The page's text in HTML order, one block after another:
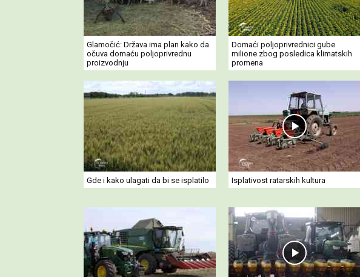
Glamočić: Država ima plan kako da
očuva domaću poljoprivrednu
proizvodnju
Domaći poljoprivrednici gube
milione zbog posledica klimatskih
promena
Gde i kako ulagati da bi se isplatilo Isplativost ratarskih kultura